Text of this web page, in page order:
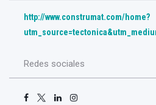
http://www.construmat.com/home?
Redes sociales